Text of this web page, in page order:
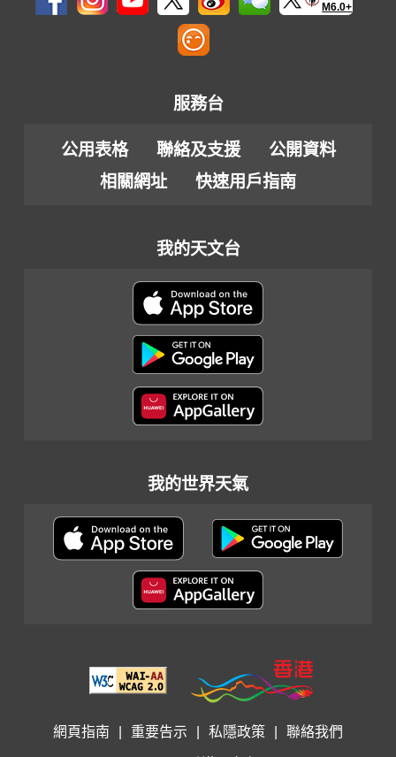
M6.0+
服務台
公用表格 聯絡及支援
公開資料
相關網址
快速用戶指南
我的天文台
我的世界天氣
網頁指南 重要告示 私隱政策 聯絡我們